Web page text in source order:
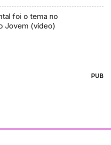
foi o tema no
Jovem (vídeo)
PUB